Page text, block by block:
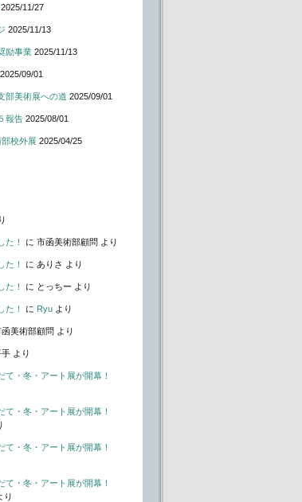
2025/11/27
2025/11/13
励事業 2025/11/13
2025/09/01
部美術展への道 2025/09/01
報告 2025/08/01
校外展 2025/04/25
た！ に 市函美術部顧問 より
た！ に ありさ より
た！ に とっちー より
た！ に Ryu より
函美術部顧問 より
手 より
て・冬・アート展が開幕！
て・冬・アート展が開幕！
て・冬・アート展が開幕！
て・冬・アート展が開幕！
り